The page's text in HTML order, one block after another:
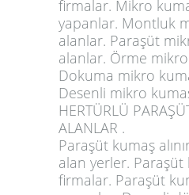
firmalar. Mikro
yapanlar. Montluk
alanlar. Paraşüt
alanlar. Örme
Dokuma mikro
Desenli mikro
HERTÜRLÜ
ALANLAR .
Paraşüt kumaş
alan yerler. Paraşüt
firmalar. Paraşüt